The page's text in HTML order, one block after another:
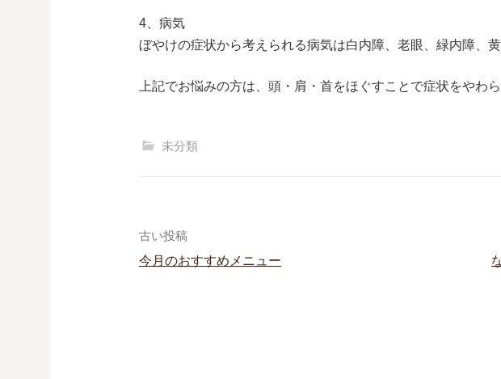
4、病気
ぼやけの症状から考えられる病気は白内障、老眼、緑内障、
上記でお悩みの方は、頭・肩・首をほぐすことで症状をやわ
未分類
古い投稿
今月のおすすめメニュー